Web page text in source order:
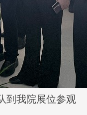
到我院展位参观